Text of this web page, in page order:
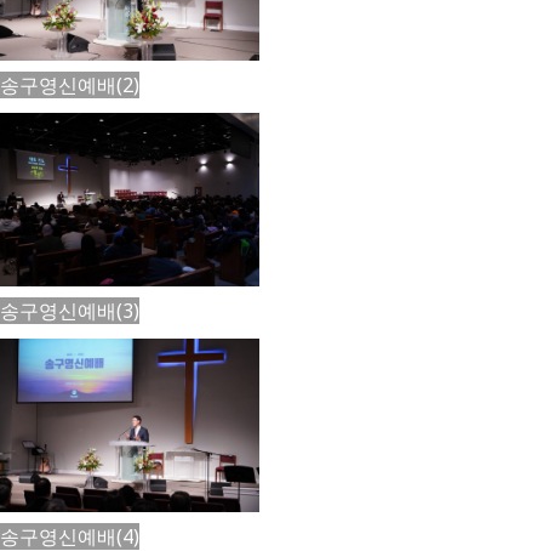
송구영신예배(2)
송구영신예배(3)
송구영신예배(4)